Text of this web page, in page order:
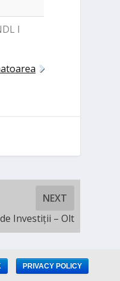
I
NEXT
Investiții – Olt
PRIVACY POLICY